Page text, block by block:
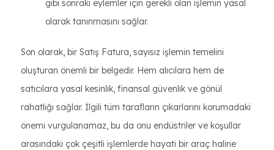
gibi sonraki eylemler için gerekli olan işlemin yasal
olarak tanınmasını sağlar.
Son olarak, bir Satış Fatura, sayısız işlemin temelini
oluşturan önemli bir belgedir. Hem alıcılara hem de
satıcılara yasal kesinlik, finansal güvenlik ve gönül
rahatlığı sağlar. İlgili tüm tarafların çıkarlarını korumadaki
önemi vurgulanamaz, bu da onu endüstriler ve koşullar
arasındaki çok çeşitli işlemlerde hayati bir araç haline